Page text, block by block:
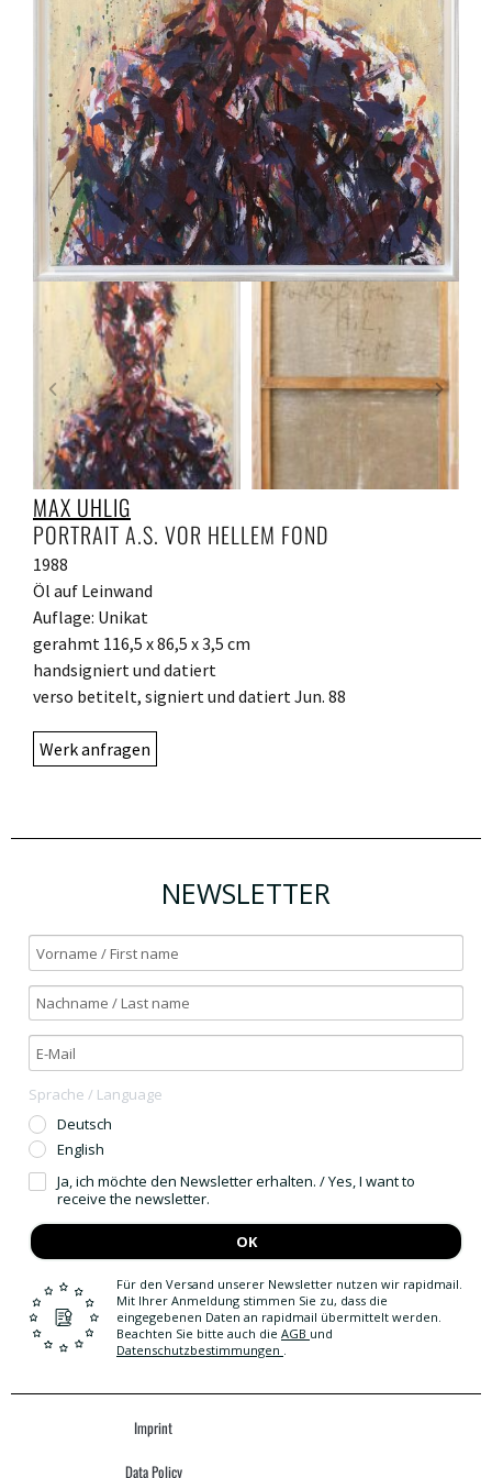
MAX UHLIG
PORTRAIT A.S. VOR HELLEM FOND
1988
Öl auf Leinwand
Auflage: Unikat
gerahmt 116,5 x 86,5 x 3,5 cm
handsigniert und datiert
verso betitelt, signiert und datiert Jun. 88
Werk anfragen
NEWSLETTER
Sprache / Language
Deutsch
English
Ja, ich möchte den Newsletter erhalten. / Yes, I want to
receive the newsletter.
OK
Für den Versand unserer Newsletter nutzen wir rapidmail.
Mit Ihrer Anmeldung stimmen Sie zu, dass die
eingegebenen Daten an rapidmail übermittelt werden.
Beachten Sie bitte auch die AGB und
Datenschutzbestimmungen .
Imprint
Data Policy